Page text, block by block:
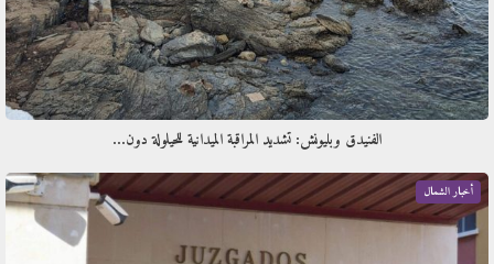
الفنيدق وبليونش: تشديد المراقبة الميدانية للحيلولة دون…
أخبار الشمال